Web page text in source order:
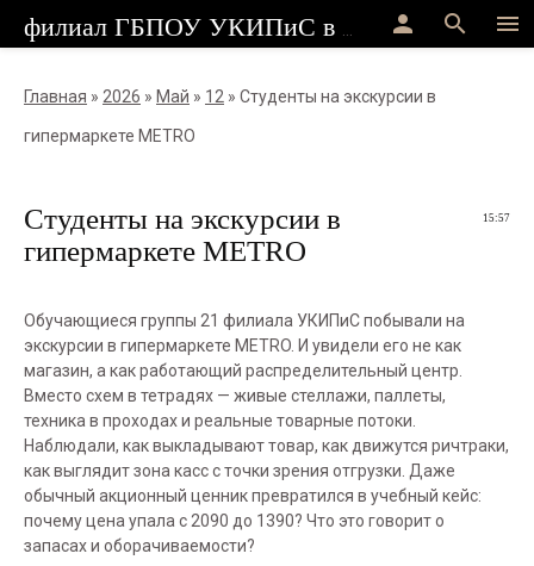
menu
search
person
Главная » 2026 » Май » 12 » Студенты на экскурсии в
гипермаркете METRO
15:57
Студенты на экскурсии в
гипермаркете METRO
Обучающиеся группы 21 филиала УКИПиС побывали на
экскурсии в гипермаркете METRO. И увидели его не как
магазин, а как работающий распределительный центр.
Вместо схем в тетрадях — живые стеллажи, паллеты,
техника в проходах и реальные товарные потоки.
Наблюдали, как выкладывают товар, как движутся ричтраки,
как выглядит зона касс с точки зрения отгрузки. Даже
обычный акционный ценник превратился в учебный кейс:
почему цена упала с 2090 до 1390? Что это говорит о
запасах и оборачиваемости?